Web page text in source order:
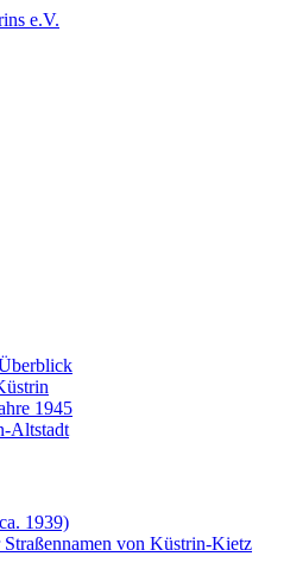
e.V.
1945
Altstadt
1939)
von Küstrin-Kietz